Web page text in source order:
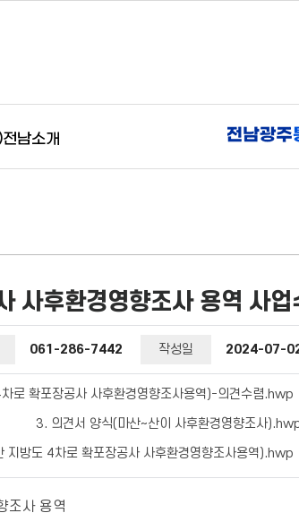
남소개
사후환경영향조사 용역 사
061-286-7442 작성일 2024-07-
로 확포장공사 사후환경영향조사용역)-의견수렴.hwp
3. 의견서 양식(마산~산이 사후환경영향조사
방도 4차로 확포장공사 사후환경영향조사용역).hwp
조사 용역